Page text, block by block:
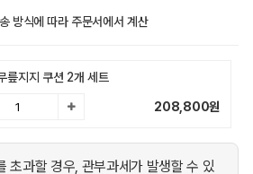
방식에 따라 주문서에서 계산
릎지지 쿠션 2개 세트
208,800원
초과할 경우, 관부과세가 발생할 수 있